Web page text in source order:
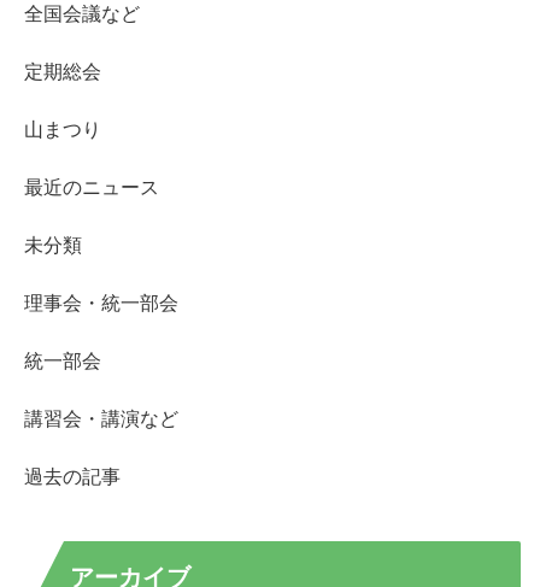
全国会議など
定期総会
山まつり
最近のニュース
未分類
理事会・統一部会
統一部会
講習会・講演など
過去の記事
アーカイブ